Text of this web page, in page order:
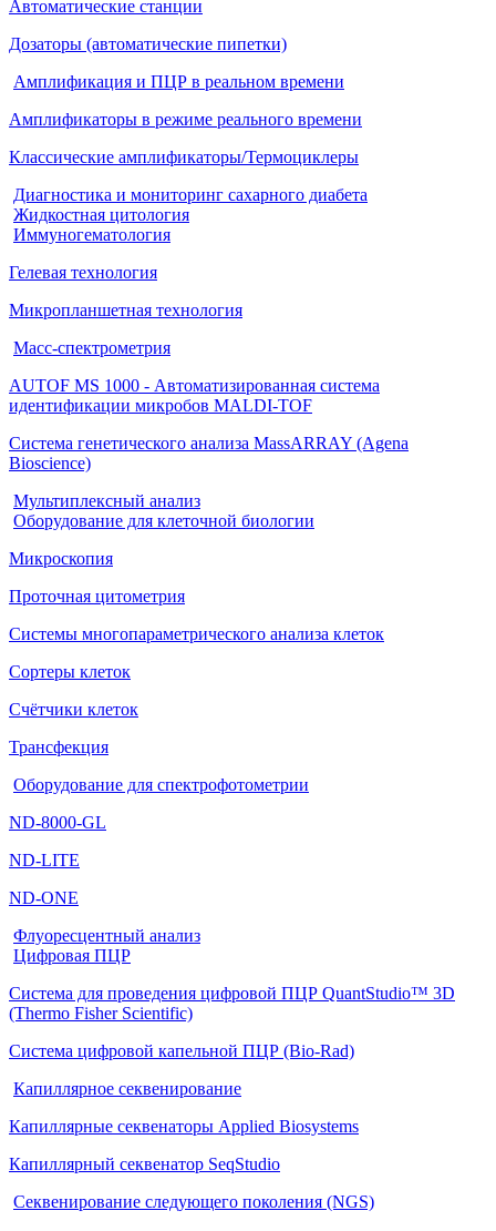
Автоматические станции
Дозаторы (автоматические пипетки)
Амплификация и ПЦР в реальном времени
Амплификаторы в режиме реального времени
Классические амплификаторы/Термоциклеры
Диагностика и мониторинг сахарного диабета
Жидкостная цитология
Иммуногематология
Гелевая технология
Микропланшетная технология
Масс-спектрометрия
AUTOF MS 1000 - Автоматизированная система
идентификации микробов MALDI-TOF
Система генетического анализа MassARRAY (Agena
Bioscience)
Мультиплексный анализ
Оборудование для клеточной биологии
Микроскопия
Проточная цитометрия
Системы многопараметрического анализа клеток
Сортеры клеток
Счётчики клеток
Трансфекция
Оборудование для спектрофотометрии
ND-8000-GL
ND-LITE
ND-ONE
Флуоресцентный анализ
Цифровая ПЦР
Система для проведения цифровой ПЦР QuantStudio™ 3D
(Thermo Fisher Scientific)
Система цифровой капельной ПЦР (Bio-Rad)
Капиллярное секвенирование
Капиллярные секвенаторы Applied Biosystems
Капиллярный секвенатор SeqStudio
Секвенирование следующего поколения (NGS)